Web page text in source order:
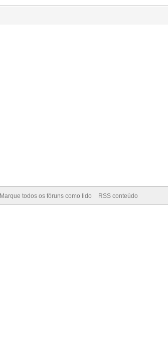
Marque todos os fóruns como lido RSS conteúdo